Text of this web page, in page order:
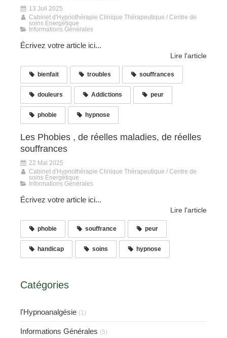
13 Juil 2025
Cabinet d'Hypnothérapie Clinique Thérapeutique / Centre de
soins Energétique
Informations Générales
Écrivez votre article ici...
Lire l'article
bienfait troubles souffrances
douleurs Addictions peur
phobie hypnose
Les Phobies , de réelles maladies, de réelles
souffrances
22 Mai 2025
Cabinet d'Hypnothérapie Clinique Thérapeutique / Centre de
soins Energétique
Informations Générales
Écrivez votre article ici...
Lire l'article
phobie souffrance peur
handicap soins hypnose
Catégories
l'Hypnoanalgésie (1)
Informations Générales (5)